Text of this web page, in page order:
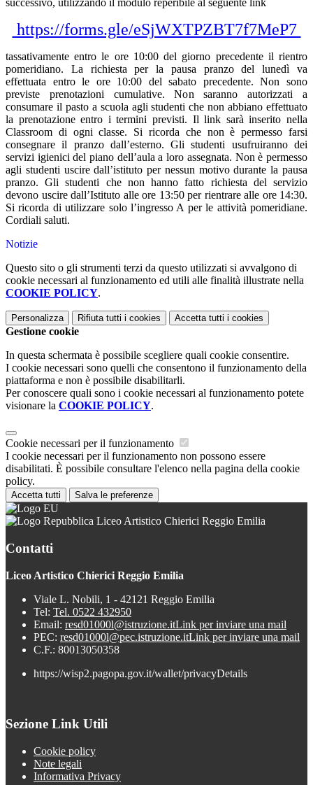
successivo, utilizzando il modulo reperibile al seguente link
https://forms.gle/eSjWXTPZBT7f7MeP7
tassativamente entro le ore 10:00 del giorno precedente il rientro
pomeridiano. La richiesta per la pausa pranzo del lunedì va
effettuata entro le ore 10:00 del sabato precedente. Non sono
previste prenotazioni cumulative. Non saranno autorizzati a
consumare il pasto a scuola agli studenti che non abbiano effettuato
la prenotazione entro i termini previsti. Il link sarà inserito nella
Classroom di ogni classe. Si ricorda che non è permesso farsi
consegnare il pranzo dall’esterno. Gli studenti usufruiranno dei
servizi igienici del piano dell’aula a loro assegnata. Non è permesso
agli studenti uscire dall’istituto per nessun motivo durante la pausa
pranzo. Gli studenti che non hanno fatto richiesta del servizio
devono uscire dall’Istituto alle ore 13:50 per rientrare alle ore 14:30.
Si ricorda di utilizzare solo l’ingresso A per le attività pomeridiane.
Cordiali saluti.
Notizie
Questo sito o gli strumenti terzi da questo utilizzati si avvalgono di
cookie necessari al funzionamento ed utili alle finalità illustrate nella
COOKIE POLICY.
Personalizza Rifiuta tutti i cookies Accetta tutti i cookies
Gestione cookie
In questa schermata è possibile scegliere quali cookie consentire.
I cookie necessari sono quelli che consentono il funzionamento della
piattaforma e non è possibile disabilitarli.
Per conoscere quali sono i cookie necessari al funzionamento potete
visionare la COOKIE POLICY.
Cookie necessari per il funzionamento
I cookie necessari per il funzionamento non possono essere
disabilitati. È possibile consultare l'elenco nella pagina della cookie
policy.
Accetta tutti Salva le preferenze
Liceo Artistico Chierici Reggio Emilia
Contatti
Liceo Artistico Chierici Reggio Emilia
Viale L. Nobili, 1 - 42121 Reggio Emilia
Tel: Tel. 0522 432950
Email: resd01000l@istruzione.itLink per inviare una mail
PEC: resd01000l@pec.istruzione.itLink per inviare una mail
C.F.: 80013050358
https://wisp2.pagopa.gov.it/wallet/privacyDetails
Sezione Link Utili
Cookie policy
Note legali
Informativa Privacy